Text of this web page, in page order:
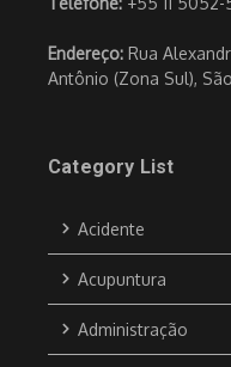
Endereço: Rua
Antônio (Zona Sul),
Category List
Acidente
Acupuntura
Administração